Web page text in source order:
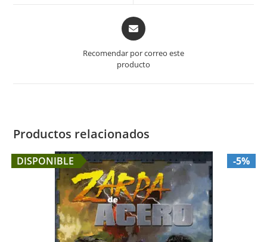
Opens
in
new
Recomendar por correo este
producto
Productos relacionados
DISPONIBLE -5%